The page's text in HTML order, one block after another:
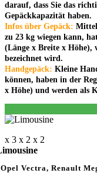
darauf, dass Sie das
Gepäckkapazität haben.
Infos über Gepäck:
zu 23 kg wiegen kann,
(Länge x Breite x Höhe),
bezeichnet wird.
Handgepäck: Kleine
können, haben in der
x Höhe) und werden als
x 3 x 2 x 2
Vectra, Renault